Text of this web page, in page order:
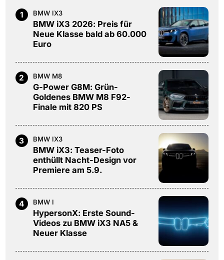
1 BMW IX3
BMW iX3 2026: Preis für
Neue Klasse bald ab 60.000
Euro
2 BMW M8
G-Power G8M: Grün-
Goldenes BMW M8 F92-
Finale mit 820 PS
3 BMW IX3
BMW iX3: Teaser-Foto
enthüllt Nacht-Design vor
Premiere am 5.9.
4 BMW I
HypersonX: Erste Sound-
Videos zu BMW iX3 NA5 &
Neuer Klasse